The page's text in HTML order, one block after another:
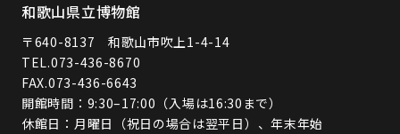
和歌山県立博物館
〒640-8137 和歌山市吹上1-4-14
TEL.073-436-8670
FAX.073-436-6643
開館時間：9:30–17:00（入場は16:30まで）
休館日：月曜日（祝日の場合は翌平日）、年末年始